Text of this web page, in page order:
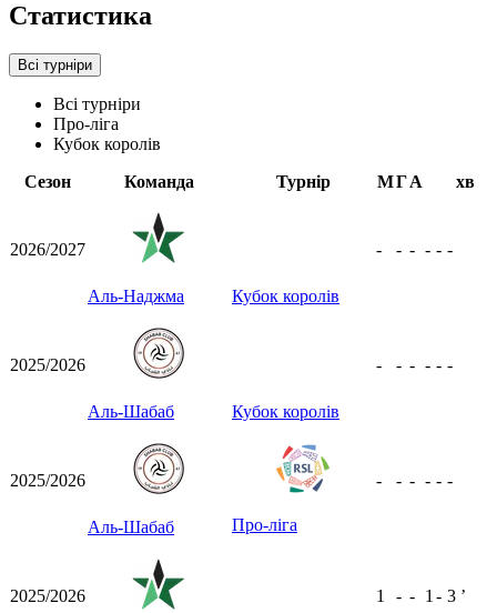
Статистика
Всі турніри
Всі турніри
Про-ліга
Кубок королів
Сезон
Команда Турнір МГА хв
2026/2027
Аль-Наджма Кубок королів
- - - - - -
2025/2026
Аль-Шабаб Кубок королів
- - - - - -
2025/2026
Аль-Шабаб Про-ліга
- - - - - -
2025/2026 1 - - 1 - 3 ʼ